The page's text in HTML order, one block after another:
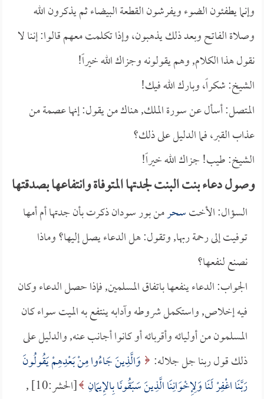
وإنما يطفئون الضوء ويفرشون القطعة البيضاء ثم يذكرون الله
وصلاة الفاتح وبعد ذلك يذهبون، وإذا تكلمت معهم قالوا: إننا لا
نقول هذا الكلام, وهم يقولونه وجزاك الله خيراً!
الشيخ: شكراً، وبارك الله فيك!
المتصل: أسأل عن سورة الملك, هناك من يقول: إنها عصمة من
عذاب القبر، فما الدليل على ذلك؟
الشيخ: طيب! جزاك الله خيراً!
وصول دعاء بنت البنت لجدتها المتوفاة وانتفاعها بصدقتها
السؤال: الأختسحرمن بور سودان ذكرت بأن جدتها أم أمها
توفيت إلى رحمة ربها, وتقول: هل الدعاء يصل إليها؟ وماذا
نصنع لنفعها؟
الجواب: الدعاء ينفعها باتفاق المسلمين, فإذا حصل الدعاء وكان
فيه إخلاص, واستكمل شروطه وآدابه ينتفع به الميت سواء كان
المسلمون من أوليائه وأقربائه أو كانوا أجانب عنه, والدليل على
ذلك قول ربنا جل جلاله:
وَالَّذِينَ جَاءُوا مِنْ بَعْدِهِمْ يَقُولُونَ
رَبَّنَا اغْفِرْ لَنَا وَلِإِخْوَانِنَا الَّذِينَ سَبَقُونَا بِالإِيمَانِ
[الحشر:10] ,